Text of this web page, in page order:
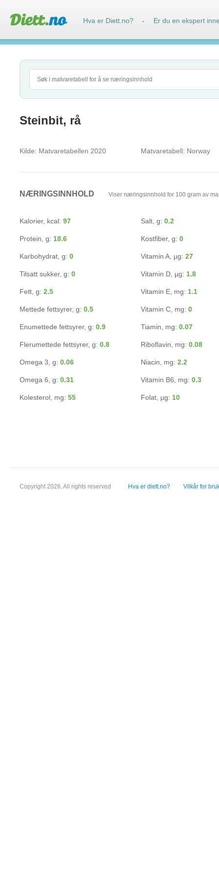
Steinbit, rå
Kilde: Matvaretabellen 2020 Matvaretabell: Norway
NÆRINGSINNHOLD Viser næringsinnhold for 100 gram av
Kalorier, kcal: 97
Protein, g: 18.6
Karbohydrat, g: 0
Tilsatt sukker, g: 0
Fett, g: 2.5
Mettede fettsyrer, g: 0.5
Enumettede fettsyrer, g: 0.9
Flerumettede fettsyrer, g: 0.8
Omega 3, g: 0.06
Omega 6, g: 0.31
Kolesterol, mg: 55
Salt, g: 0.2
Kostfiber, g: 0
Vitamin A, µg: 27
Vitamin D, µg: 1.8
Vitamin E, mg: 1.1
Vitamin C, mg: 0
Tiamin, mg: 0.07
Riboflavin, mg: 0.08
Niacin, mg: 2.2
Vitamin B6, mg: 0.3
Folat, µg: 10
Copyright 2026. All rights reserved Hva er diett.no? Vilkår for
Hva er Diett.no? · Er du en ekspert